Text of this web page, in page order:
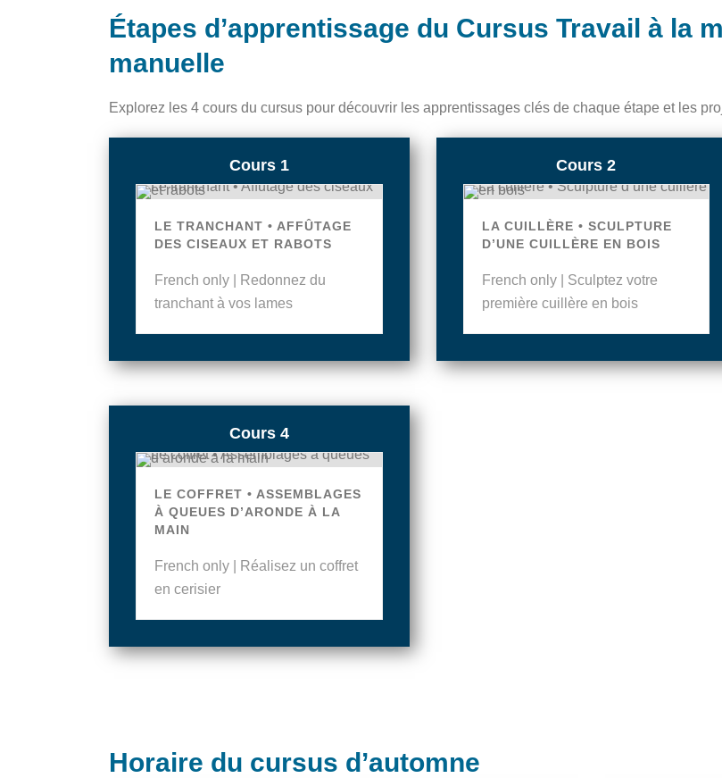
Étapes d’apprentissage du Cursus Travail à la
manuelle
Explorez les 4 cours du cursus pour découvrir les apprentissages clés de chaque étape et les
Cours 1
LE TRANCHANT • AFFÛTAGE
DES CISEAUX ET RABOTS
French only | Redonnez du
tranchant à vos lames
Cours 2
LA CUILLÈRE • SCULPTURE
D’UNE CUILLÈRE EN BOIS
French only | Sculptez votre
première cuillère en bois
Cours 4
LE COFFRET • ASSEMBLAGES
À QUEUES D’ARONDE À LA
MAIN
French only | Réalisez un coffret
en cerisier
Horaire du cursus d’automne